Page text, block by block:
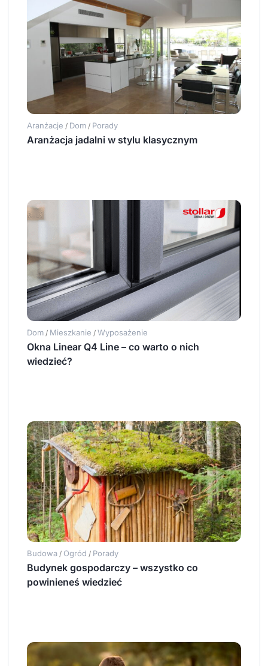
Aranżacje / Dom / Porady
Aranżacja jadalni w stylu klasycznym
Dom / Mieszkanie / Wyposażenie
Okna Linear Q4 Line – co warto o nich
wiedzieć?
Budowa / Ogród / Porady
Budynek gospodarczy – wszystko co
powinieneś wiedzieć